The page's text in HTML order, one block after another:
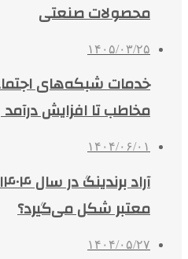
محصولات صنعتی
۱۴۰۵/۰۳/۲۵
مخاطب تا افزایش درآمد
۱۴۰۴/۰۶/۰۱
معتبر شکل می‌گیرد؟
۱۴۰۴/۰۵/۲۷